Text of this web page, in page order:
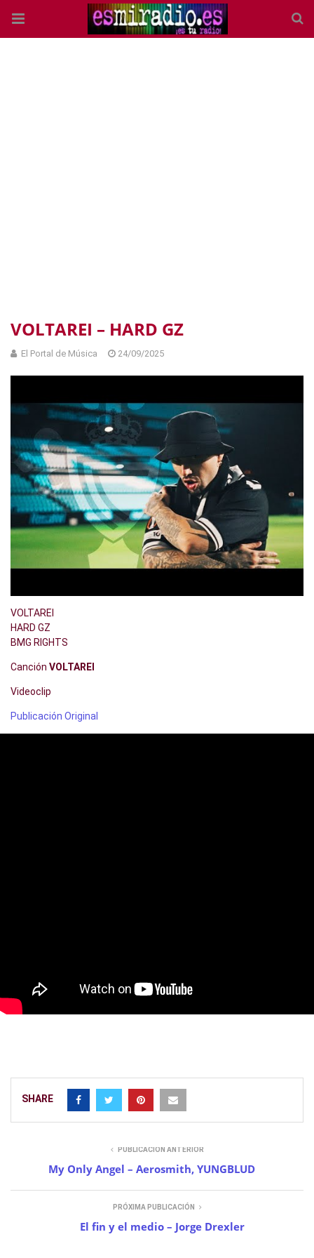
VOLTAREI – HARD GZ
El Portal de Música 24/09/2025
VOLTAREI
HARD GZ
BMG RIGHTS
Canción VOLTAREI
Videoclip
Publicación Original
SHARE
PUBLICACIÓN ANTERIOR
My Only Angel – Aerosmith, YUNGBLUD
PRÓXIMA PUBLICACIÓN
El fin y el medio – Jorge Drexler